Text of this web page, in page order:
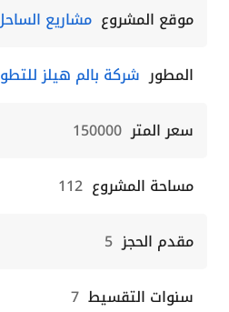
موقع المشروع مشاريع
المطور شركة بالم هيلز
سعر المتر 150000
مساحة المشروع 112
مقدم الحجز 5
سنوات التقسيط 7